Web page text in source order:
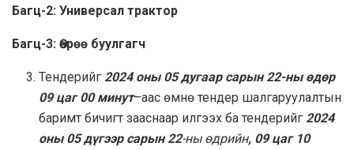
Багц-2: Универсал трактор
Багц-3: Өөрөө буулгагч
Тендерийг 2024 оны 05 дугаар сарын 22-ны өдөр
09 цаг 00 минут–аас өмнө тендер шалгаруулалтын
баримт бичигт зааснаар илгээх ба тендерийг 2024
оны 05 дүгээр сарын 22-ны өдрийн, 09 цаг 10